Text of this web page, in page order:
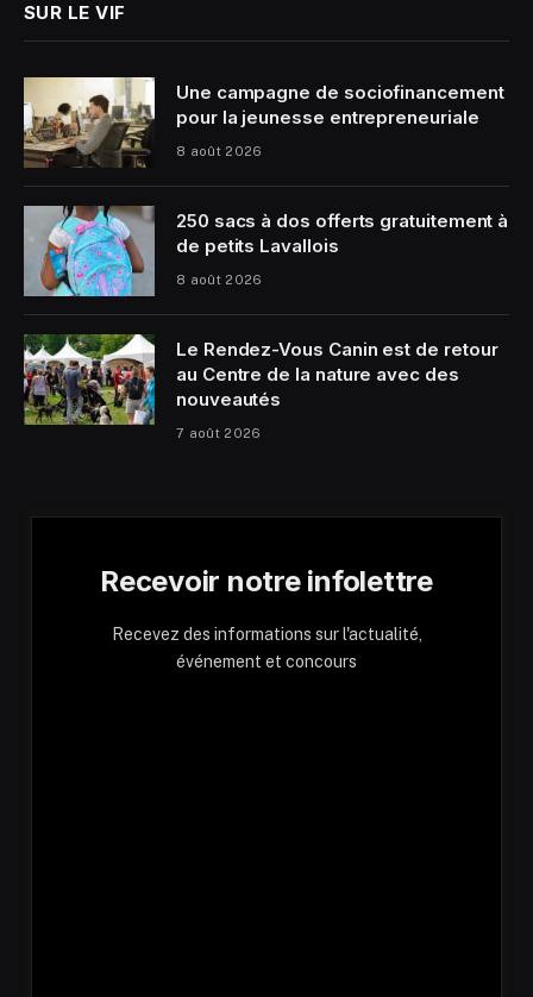
SUR LE VIF
Une campagne de sociofinancement
pour la jeunesse entrepreneuriale
8 août 2026
250 sacs à dos offerts gratuitement à
de petits Lavallois
8 août 2026
Le Rendez-Vous Canin est de retour
au Centre de la nature avec des
nouveautés
7 août 2026
Recevoir notre infolettre
Recevez des informations sur l'actualité,
événement et concours